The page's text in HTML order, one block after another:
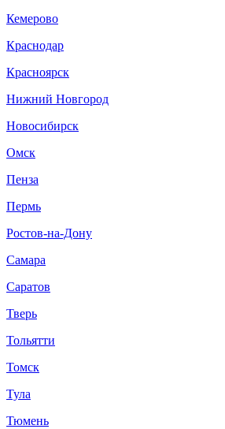
Кемерово
Краснодар
Красноярск
Нижний Новгород
Новосибирск
Омск
Пенза
Пермь
Ростов-на-Дону
Самара
Саратов
Тверь
Тольятти
Томск
Тула
Тюмень